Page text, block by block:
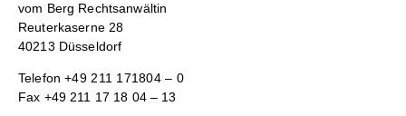
vom Berg Rechtsanwältin
Reuterkaserne 28
40213 Düsseldorf
Telefon+49 211 171804 – 0
Fax +49 211 17 18 04 – 13